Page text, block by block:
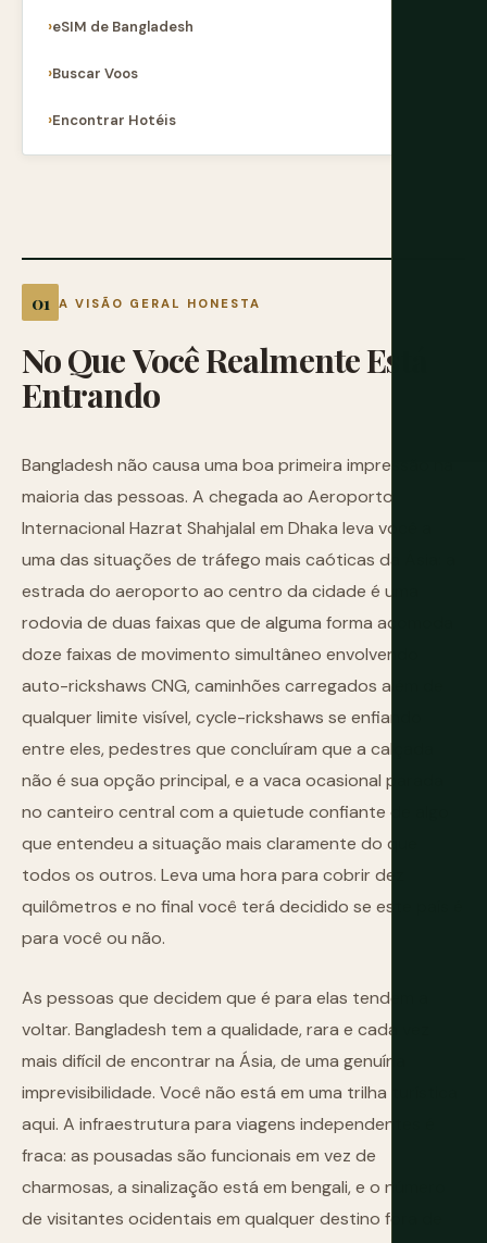
A VISÃO GERAL HONESTA
NoQueVocêRealmenteEstá
Entrando
Bangladesh não causa uma boa primeira impressão na
maioria das pessoas. A chegada ao Aeroporto
Internacional Hazrat Shahjalal em Dhaka leva você a
uma das situações de tráfego mais caóticas da Ásia: a
estrada do aeroporto ao centro da cidade é uma
rodovia de duas faixas que de alguma forma acomoda
doze faixas de movimento simultâneo envolvendo
auto-rickshaws CNG, caminhões carregados além de
qualquer limite visível, cycle-rickshaws se enfiando
entre eles, pedestres que concluíram que a calçada
não é sua opção principal, e a vaca ocasional parada
no canteiro central com a quietude confiante de algo
que entendeu a situação mais claramente do que
todos os outros. Leva uma hora para cobrir dez
quilômetros e no final você terá decidido se este país é
para você ou não.
As pessoas que decidem que é para elas tendem a
voltar. Bangladesh tem a qualidade, rara e cada vez
mais difícil de encontrar na Ásia, de uma genuína
imprevisibilidade. Você não está em uma trilha turística
aqui. A infraestrutura para viagens independentes é
fraca: as pousadas são funcionais em vez de
charmosas, a sinalização está em bengali, e o número
de visitantes ocidentais em qualquer destino fora de
eSIM de Bangladesh
Buscar Voos
Encontrar Hotéis